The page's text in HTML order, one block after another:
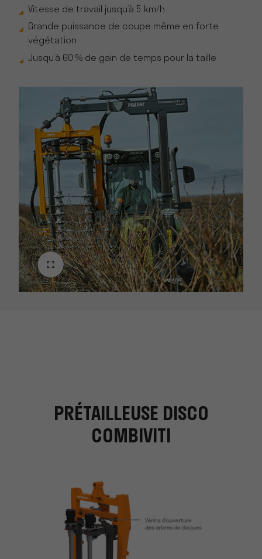
Vitesse de travail jusqu’à 5 km/h
Grande puissance de coupe même en forte
végétation
Jusqu’à 60 % de gain de temps pour la taille
PRÉTAILLEUSE DISCO
COMBIVITI